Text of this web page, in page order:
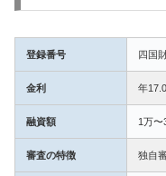
登録番号 四国
金利 年
融資額 1万〜
審査の特徴 独自